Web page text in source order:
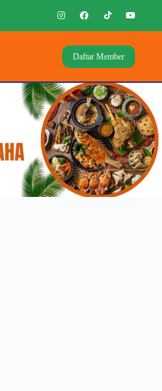
Daftar Member